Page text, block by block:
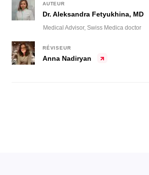
Dr. Aleksandra Fetyukhina, MD
AUTEUR
Medical Advisor, Swiss Medica doctor
Anna Nadiryan
RÉVISEUR